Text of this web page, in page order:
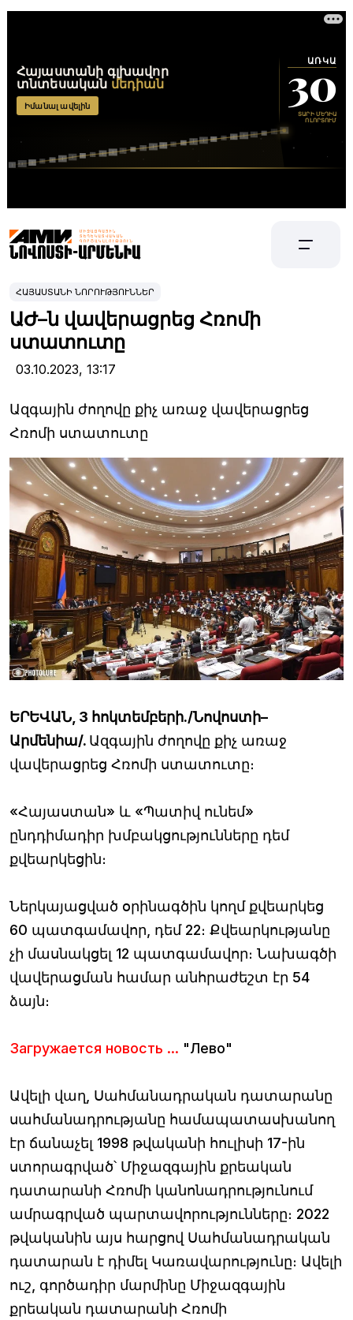
ՀԱՅԱՍՏԱՆԻ ՆՈՐՈՒԹՅՈՒՆՆԵՐ
ԱԺ–ն վավերացրեց Հռոմի
ստատուտը
03.10.2023, 13:17
Ազգային ժողովը քիչ առաջ վավերացրեց
Հռոմի ստատուտը
ԵՐԵՎԱՆ, 3 հոկտեմբերի./Նովոստի–
Արմենիա/. Ազգային ժողովը քիչ առաջ
վավերացրեց Հռոմի ստատուտը։
«Հայաստան» և «Պատիվ ունեմ»
ընդդիմադիր խմբակցությունները դեմ
քվեարկեցին։
Ներկայացված օրինագծին կողմ քվեարկեց
60 պատգամավոր, դեմ 22։ Քվեարկությանը
չի մասնակցել 12 պատգամավոր։ Նախագծի
վավերացման համար անհրաժեշտ էր 54
ձայն։
Загружается новость ... "Лево"
Ավելի վաղ, Սահմանադրական դատարանը
սահմանադրությանը համապատասխանող
էր ճանաչել 1998 թվականի հուլիսի 17-ին
ստորագրված՝ Միջազգային քրեական
դատարանի Հռոմի կանոնադրությունում
ամրագրված պարտավորությունները։ 2022
թվականին այս հարցով Սահմանադրական
դատարան է դիմել Կառավարությունը։ Ավելի
ուշ, գործադիր մարմինը Միջազգային
քրեական դատարանի Հռոմի